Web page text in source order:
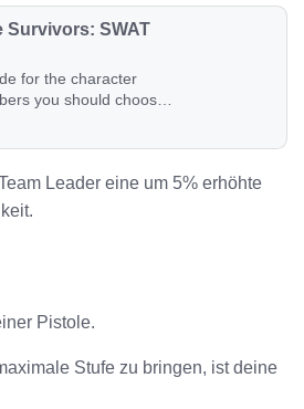
Survivors: SWAT
for the character
you should choose,
on and what items
Leader eine um 5% erhöhte
Pistole.
Stufe zu bringen, ist deine